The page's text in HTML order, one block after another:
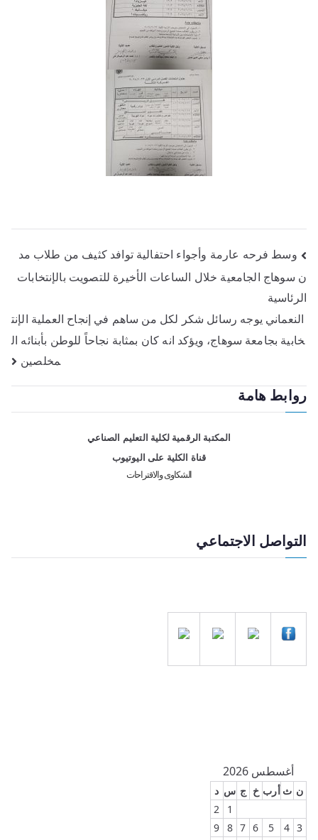
وسط فرحه عارمة وأجواء احتفالية توافد كثيف من طلاب مد
ن سوهاج الجامعية خلال الساعات الأخيرة للتصويت بالإنتخابات
الرئاسية
النعماني يوجه رسائل شكر لكل من ساهم في إنجاح العملية الإنت
خابية بجامعة سوهاج، ويؤكد انه كان بمثابة نجاحاً للوطن بأبنائه ال
مخلصين
روابط هامة
المكتبة الرقمية لكلية التعليم الصناعي
قناة الكلية على اليوتيوب
الشكاوى والاقتراحات
التواصل الاجتماعي
أغسطس 2026
ن ث أرب خ ج س د
1
2
3
4
5
6
7
8
9